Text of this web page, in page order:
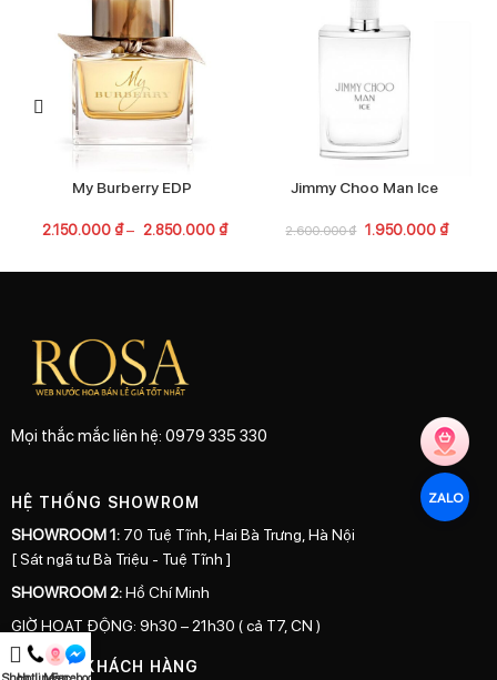
ZALO
My Burberry EDP
2.150.000 ₫– 2.850.000 ₫
Jimmy Choo Man Ice
2.600.000₫ 1.950.000 ₫
Mọi thắc mắc liên hệ: 0979 335 330
HỆ THỐNG SHOWROM
SHOWROOM 1: 70 Tuệ Tĩnh, Hai Bà Trưng, Hà Nội
[ Sát ngã tư Bà Triệu - Tuệ Tĩnh ]
SHOWROOM 2:Hồ Chí Minh
GIỜ HOẠT ĐỘNG: 9h30 – 21h30 ( cả T7, CN )
HỖ TRỢ KHÁCH HÀNG